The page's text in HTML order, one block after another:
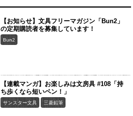
【お知らせ】文具フリーマガジン「Bun2」
の定期購読者を募集しています！
Bun2
【連載マンガ】お楽しみは文房具 #108「持
ち歩くなら短いペン！」
サンスター文具 三菱鉛筆